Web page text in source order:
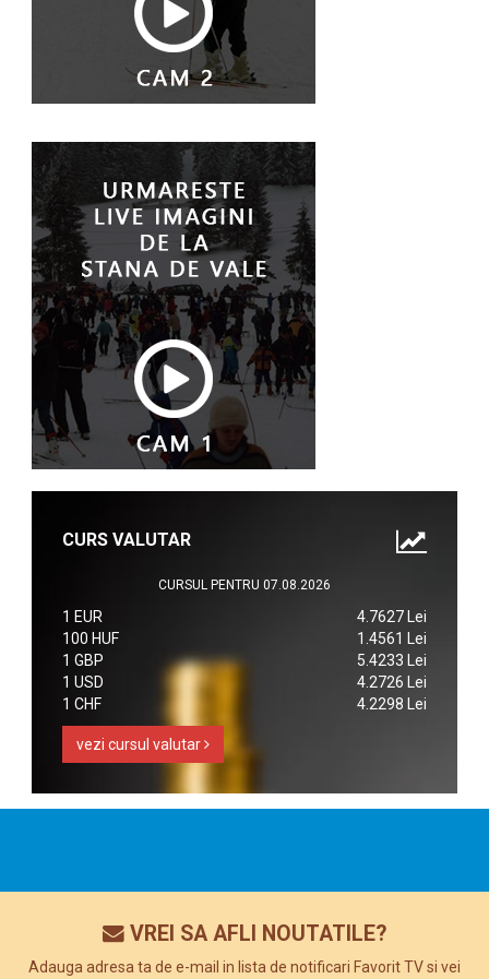
CURS VALUTAR
CURSUL PENTRU 07.08.2026
1 EUR
4.7627 Lei
100 HUF
1.4561 Lei
1 GBP
5.4233 Lei
1 USD
4.2726 Lei
1 CHF
4.2298 Lei
vezi cursul valutar
VREI SA AFLI NOUTATILE?
Adauga adresa ta de e-mail in lista de notificari Favorit TV si vei